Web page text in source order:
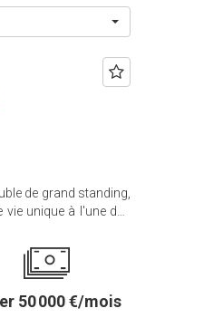
de grand standing,
unique à l'une des
bénéficie d'une
manger, deux vastes
ainsi qu'une salle de
50 000 €/mois